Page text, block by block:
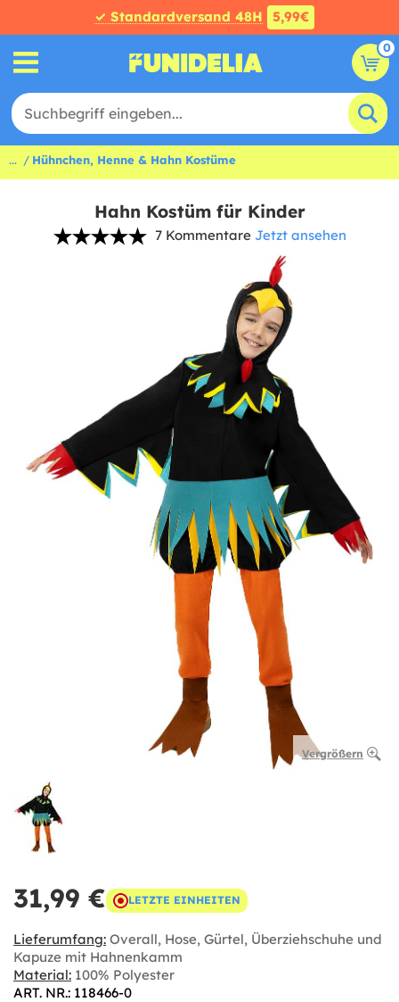
✓ Standardversand 48H 5,99€
0
... Hühnchen, Henne & Hahn Kostüme
Hahn Kostüm für Kinder
7 Kommentare Jetzt ansehen
Vergrößern
31,99 € LETZTE EINHEITEN
Lieferumfang: Overall, Hose, Gürtel, Überziehschuhe und
Kapuze mit Hahnenkamm
Material: 100% Polyester
ART. NR.: 118466-0